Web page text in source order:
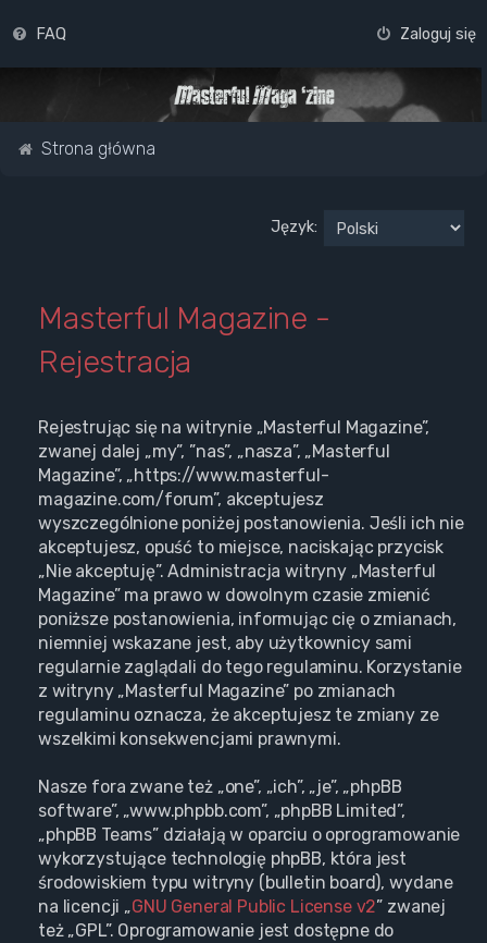
FAQ Zaloguj się
Strona główna
Język:
Masterful Magazine -
Rejestracja
Rejestrując się na witrynie „Masterful Magazine”,
zwanej dalej „my”, ”nas”, „nasza”, „Masterful
Magazine”, „https://www.masterful-
magazine.com/forum”, akceptujesz
wyszczególnione poniżej postanowienia. Jeśli ich nie
akceptujesz, opuść to miejsce, naciskając przycisk
„Nie akceptuję”. Administracja witryny „Masterful
Magazine” ma prawo w dowolnym czasie zmienić
poniższe postanowienia, informując cię o zmianach,
niemniej wskazane jest, aby użytkownicy sami
regularnie zaglądali do tego regulaminu. Korzystanie
z witryny „Masterful Magazine” po zmianach
regulaminu oznacza, że akceptujesz te zmiany ze
wszelkimi konsekwencjami prawnymi.
Nasze fora zwane też „one”, „ich”, „je”, „phpBB
software”, „www.phpbb.com”, „phpBB Limited”,
„phpBB Teams” działają w oparciu o oprogramowanie
wykorzystujące technologię phpBB, która jest
środowiskiem typu witryny (bulletin board), wydane
na licencji „GNU General Public License v2” zwanej
też „GPL”. Oprogramowanie jest dostępne do